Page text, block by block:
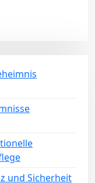
und Sicherheit